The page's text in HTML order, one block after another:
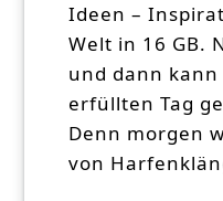
Ideen –
Welt in 16 GB.
und dann
erfüllten Tag
Denn morgen
von